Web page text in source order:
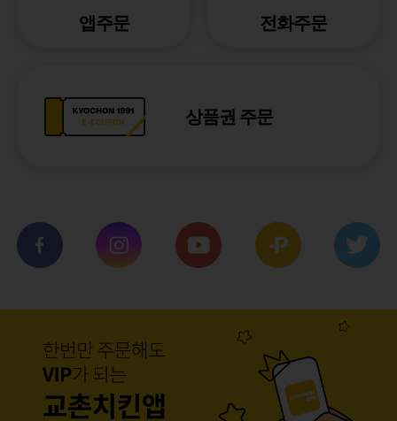
앱주문 전화주문
상품권 주문